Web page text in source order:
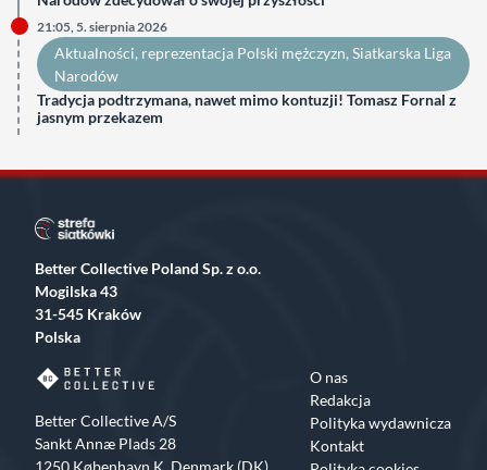
21:05, 5. sierpnia 2026
Aktualności, reprezentacja Polski mężczyzn, Siatkarska Liga
Narodów
Tradycja podtrzymana, nawet mimo kontuzji! Tomasz Fornal z
jasnym przekazem
Better Collective Poland Sp. z o.o.
Mogilska 43
31-545 Kraków
Polska
Better Collective A/S
Sankt Annæ Plads 28
1250 København K, Denmark (DK)
O nas
Redakcja
Polityka wydawnicza
Kontakt